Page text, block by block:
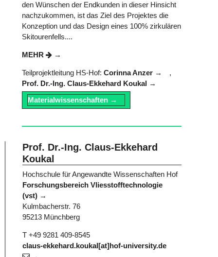
den Wünschen der Endkunden in dieser Hinsicht
nachzukommen, ist das Ziel des Projektes die
Konzeption und das Design eines 100% zirkulären
Skitourenfells....
MEHR
Teilprojektleitung HS-Hof: Corinna Anzer
,
Prof. Dr.-Ing. Claus-Ekkehard Koukal
Materialwissenschaften
Prof. Dr.-Ing. Claus-Ekkehard
Koukal
Hochschule für Angewandte Wissenschaften Hof
Forschungsbereich Vliesstofftechnologie
(vst)
Kulmbacherstr. 76
95213 Münchberg
T +49 9281 409-8545
claus-ekkehard.koukal[at]hof-university.de